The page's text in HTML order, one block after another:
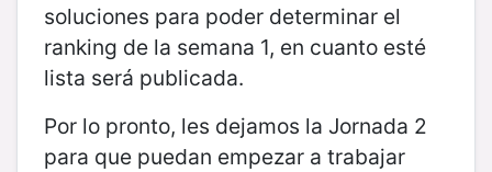
soluciones para poder determinar el
ranking de la semana 1, en cuanto esté
lista será publicada.
Por lo pronto, les dejamos la Jornada 2
para que puedan empezar a trabajar